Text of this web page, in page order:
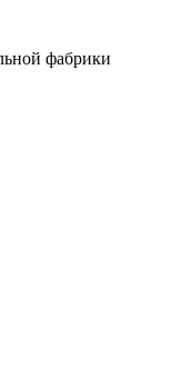
фабрики